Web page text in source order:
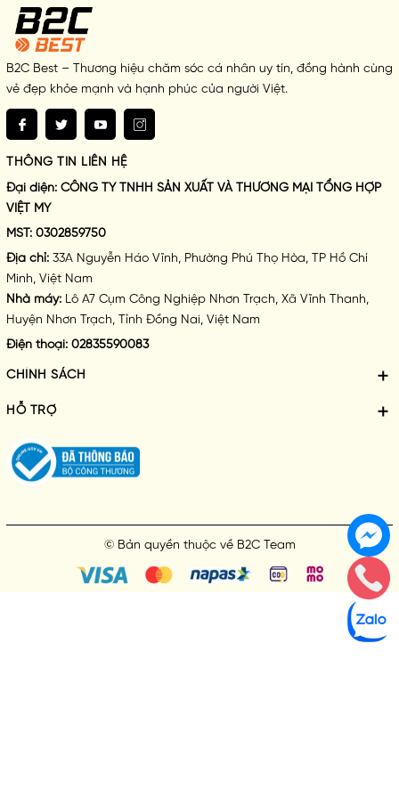
✅Không chứa màu tổng hợp, không Sulfate
✅Không chì, thủy ngân, asen và các kim loại nặng
✅Không Paraben – an toàn cho da nhạy cảm
Không thử nghiệm trên động vật
Không chứa vi hạt nhựa – thân thiện môi trường
HƯỚNG DẪN SỬ DỤNG SỮA TẮM
B2C Best – Thương hiệu chăm sóc cá nhân uy tín, đồng hành cùng
vẻ đẹp khỏe mạnh và hạnh phúc của người Việt.
THÔNG TIN LIÊN HỆ
Đại diện: CÔNG TY TNHH SẢN XUẤT VÀ THƯƠNG MẠI TỔNG HỢP
VIỆT MY
MST: 0302859750
Địa chỉ: 33A Nguyễn Háo Vĩnh, Phường Phú Thọ Hòa, TP Hồ Chí
Minh, Việt Nam
Nhà máy: Lô A7 Cụm Công Nghiệp Nhơn Trạch, Xã Vĩnh Thanh,
Huyện Nhơn Trạch, Tỉnh Đồng Nai, Việt Nam
Điện thoại: 02835590083
CHÍNH SÁCH
HỖ TRỢ
© Bản quyền thuộc về B2C Team